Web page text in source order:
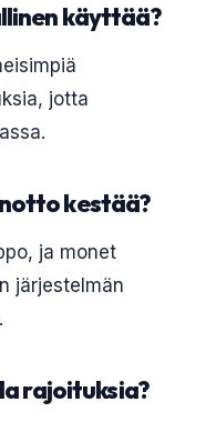
käyttää?
jotta
kestää?
ja monet
järjestelmän
rajoituksia?